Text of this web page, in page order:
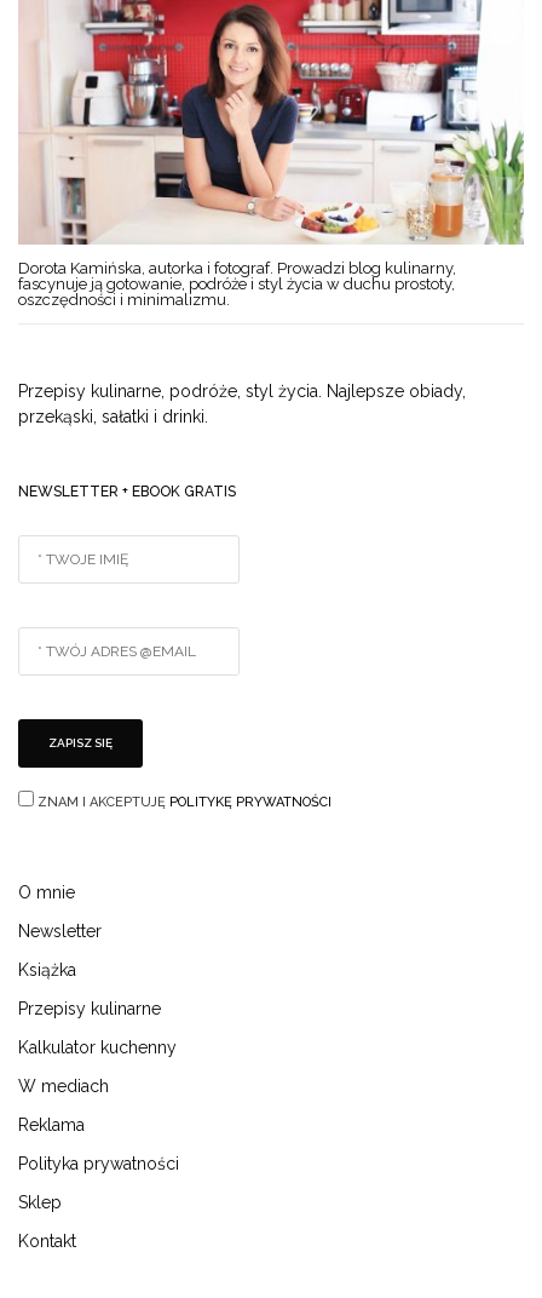
Dorota Kamińska, autorka i fotograf. Prowadzi blog kulinarny,
fascynuje ją gotowanie, podróże i styl życia w duchu prostoty,
oszczędności i minimalizmu.
Przepisy kulinarne, podróże, styl życia. Najlepsze obiady,
przekąski, sałatki i drinki.
NEWSLETTER + EBOOK GRATIS
ZNAM I AKCEPTUJĘ POLITYKĘ PRYWATNOŚCI
O mnie
Newsletter
Książka
Przepisy kulinarne
Kalkulator kuchenny
W mediach
Reklama
Polityka prywatności
Sklep
Kontakt